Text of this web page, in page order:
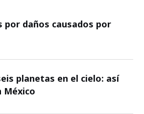
por daños causados por
planetas en el cielo: así
México